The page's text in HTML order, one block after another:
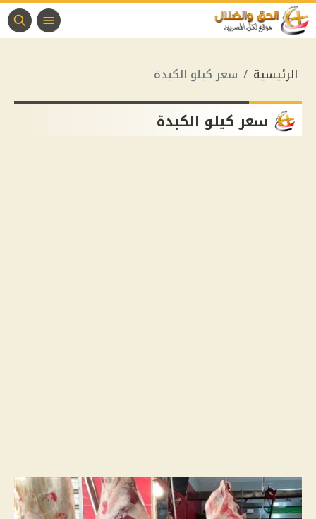
الرئيسية سعر كيلو الكبدة
سعر كيلو الكبدة